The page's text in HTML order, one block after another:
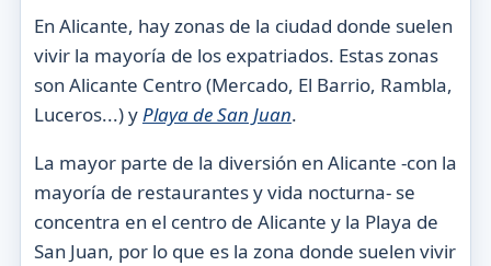
En Alicante, hay zonas de la ciudad donde suelen
vivir la mayoría de los expatriados. Estas zonas
son Alicante Centro (Mercado, El Barrio, Rambla,
Luceros...) yPlaya de San Juan.
La mayor parte de la diversión en Alicante -con la
mayoría de restaurantes y vida nocturna- se
concentra en el centro de Alicante y la Playa de
San Juan, por lo que es la zona donde suelen vivir